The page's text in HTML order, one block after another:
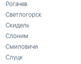
Рогачев
Светлогорск
Скидель
Слоним
Смиловичи
Слуцк